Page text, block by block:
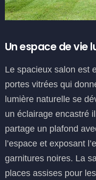
Un espace de vie
Le spacieux salon est
portes vitrées qui
lumière naturelle se
un éclairage encastré
partage un plafond
l’espace et exposant
garnitures noires. La
places assises pour